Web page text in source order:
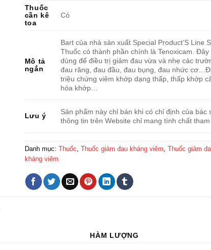
Thuốc
cần kê
toa
Có
Mô tả
ngắn
Bart của nhà sản xuất Special Product’S Line
Thuốc có thành phần chính là Tenoxicam. Đây
dùng để điều trị giảm đau vừa và nhẹ các
đau răng, đau đầu, đau bụng, đau nhức
triệu chứng viêm khớp dạng thấp, thấp khớp
hóa khớp…
Lưu ý
Sản phẩm này chỉ bán khi có chỉ định của bác
thông tin trên Website chỉ mang tính chất tham
Danh mục: Thuốc, Thuốc giảm đau kháng viêm, Thuốc giảm
kháng viêm
HÀM LƯỢNG